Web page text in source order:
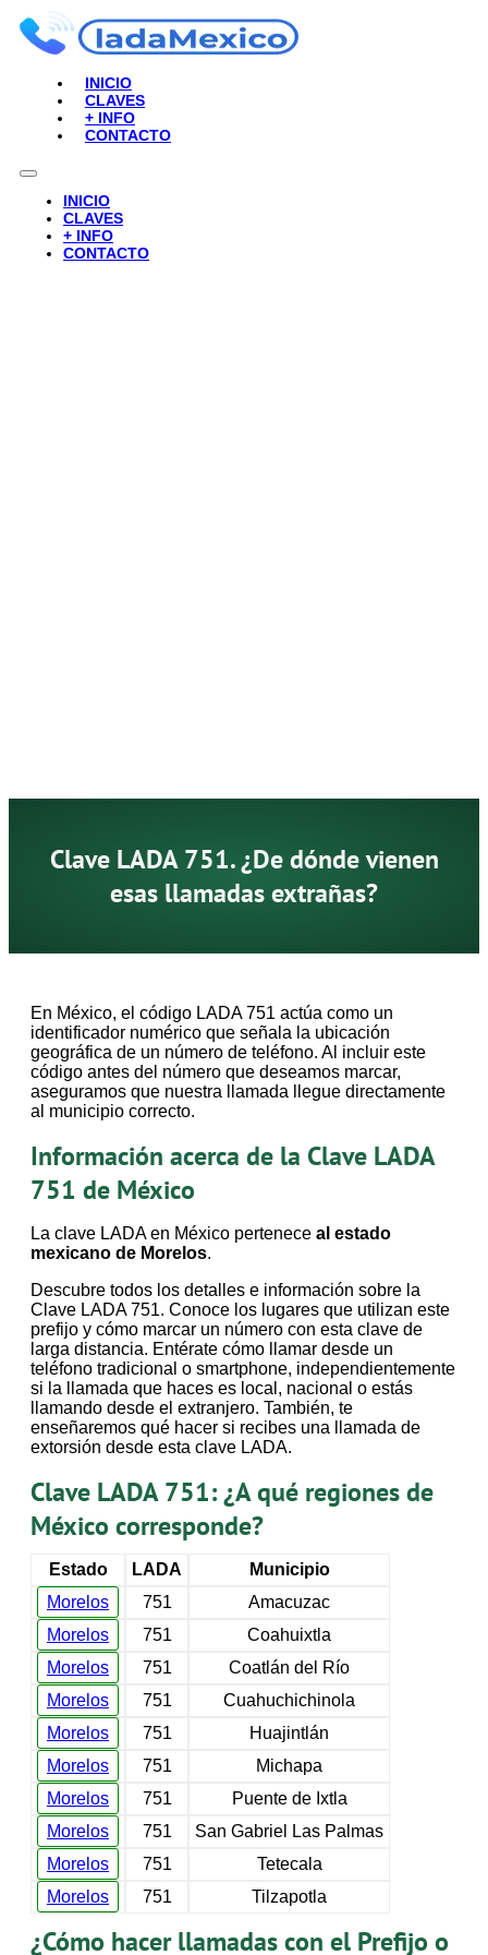
INICIO
CLAVES
+ INFO
CONTACTO
INICIO
CLAVES
+ INFO
CONTACTO
Clave LADA 751. ¿De dónde vienen
esas llamadas extrañas?
En México, el código LADA 751 actúa como un
identificador numérico que señala la ubicación
geográfica de un número de teléfono. Al incluir este
código antes del número que deseamos marcar,
aseguramos que nuestra llamada llegue directamente
al municipio correcto.
Información acerca de la Clave LADA
751 de México
La clave LADA en México pertenece al estado
mexicano de Morelos.
Descubre todos los detalles e información sobre la
Clave LADA 751. Conoce los lugares que utilizan este
prefijo y cómo marcar un número con esta clave de
larga distancia. Entérate cómo llamar desde un
teléfono tradicional o smartphone, independientemente
si la llamada que haces es local, nacional o estás
llamando desde el extranjero. También, te
enseñaremos qué hacer si recibes una llamada de
extorsión desde esta clave LADA.
Clave LADA 751: ¿A qué regiones de
México corresponde?
Estado LADA
Municipio
Morelos
751
Amacuzac
Morelos
751
Coahuixtla
Morelos
751
Coatlán del Río
Morelos
751
Cuahuchichinola
Morelos
751
Huajintlán
Morelos
751
Michapa
Morelos
751
Puente de Ixtla
Morelos
751
San Gabriel Las Palmas
Morelos
751
Tetecala
Morelos
751 Tilzapotla
¿Cómo hacer llamadas con el Prefijo o